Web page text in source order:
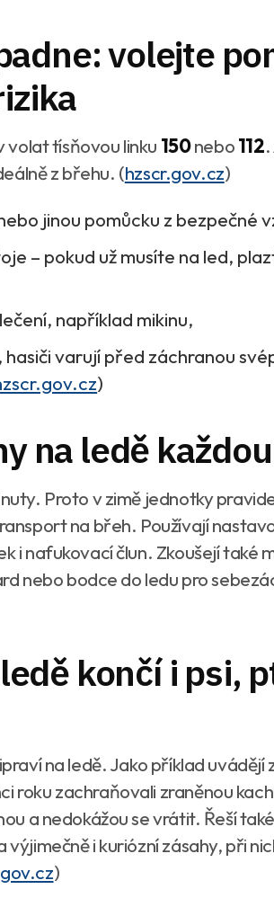
volejte
volat tísňovou linku 150nebo112
z břehu. (hzscr.gov.cz)
jinou pomůcku z bezpečné
– pokud už musíte na led,
například mikinu,
varují před záchranou
)
na ledě
Proto v zimě jednotky
na břeh. Používají
i nafukovací člun. Zkoušejí také
nebo bodce do ledu pro
končí i psi,
na ledě. Jako příklad uvádějí
roku zachraňovali zraněnou
a nedokážou se vrátit. Řeší
i kuriózní zásahy, při
)